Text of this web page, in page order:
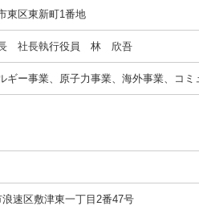
東区東新町1番地
長 社長執行役員 林 欣吾
ギー事業、原子力事業、海外事業、コ
速区敷津東一丁目2番47号